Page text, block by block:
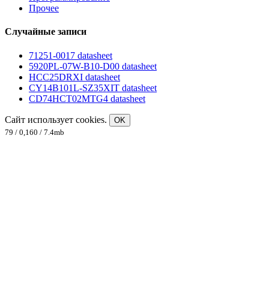
Прочее
Случайные записи
71251-0017 datasheet
5920PL-07W-B10-D00 datasheet
HCC25DRXI datasheet
CY14B101L-SZ35XIT datasheet
CD74HCT02MTG4 datasheet
Сайт использует cookies.
OK
79 / 0,160 / 7.4mb